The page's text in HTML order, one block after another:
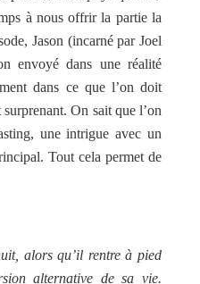
à nous offrir la partie la
Jason (incarné par Joel
envoyé dans une réalité
dans ce que l’on doit
On sait que l’on
une intrigue avec un
Tout cela permet de
alors qu’il rentre à pied
alternative de sa vie.